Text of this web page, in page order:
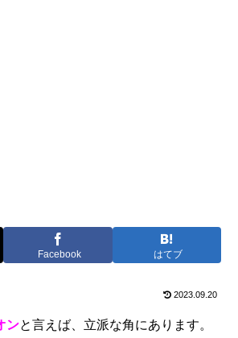
Facebook はてブ
2023.09.20
ンと言えば、立派な角にあります。